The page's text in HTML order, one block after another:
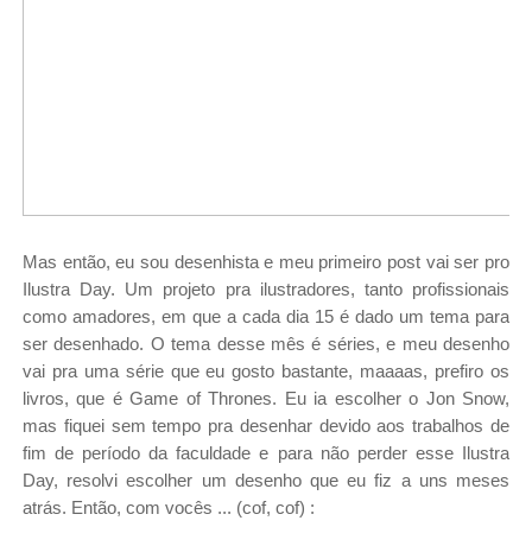
Mas então, eu sou desenhista e meu primeiro post vai ser pro
Ilustra Day. Um projeto pra ilustradores, tanto profissionais
como amadores, em que a cada dia 15 é dado um tema para
ser desenhado. O tema desse mês é séries, e meu desenho
vai pra uma série que eu gosto bastante, maaaas, prefiro os
livros, que é Game of Thrones. Eu ia escolher o Jon Snow,
mas fiquei sem tempo pra desenhar devido aos trabalhos de
fim de período da faculdade e para não perder esse Ilustra
Day, resolvi escolher um desenho que eu fiz a uns meses
atrás. Então, com vocês ... (cof, cof) :